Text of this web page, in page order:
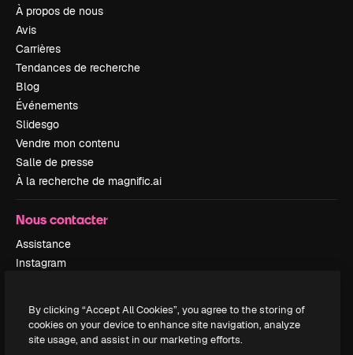
À propos de nous
Avis
Carrières
Tendances de recherche
Blog
Événements
Slidesgo
Vendre mon contenu
Salle de presse
À la recherche de magnific.ai
Nous contacter
Assistance
Instagram
TikTok
Discord
By clicking “Accept All Cookies”, you agree to the storing of
cookies on your device to enhance site navigation, analyze
site usage, and assist in our marketing efforts.